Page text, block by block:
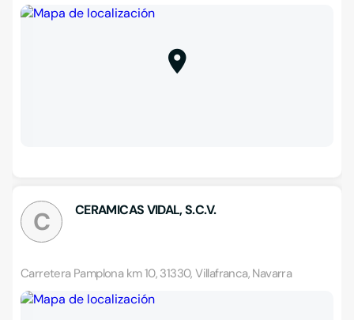
C CERAMICAS VIDAL, S.C.V.
Carretera Pamplona km 10, 31330, Villafranca, Navarra